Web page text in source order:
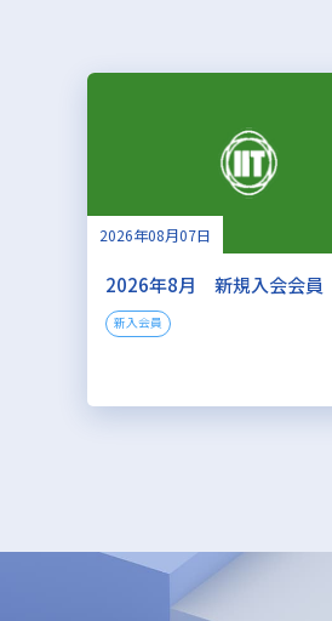
2026年08月07日
2026年8月 新規入会会員
新入会員